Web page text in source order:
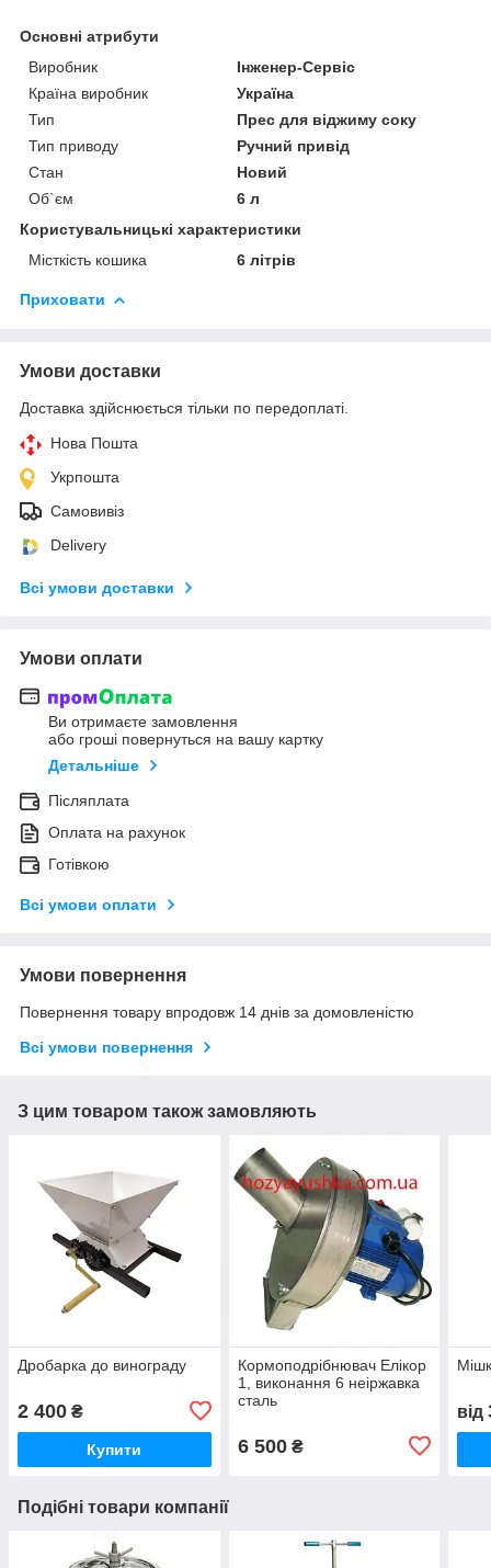
Основні атрибути
Виробник
Інженер-Сервіс
Країна виробник
Україна
Тип
Прес для віджиму соку
Тип приводу
Ручний привід
Стан
Новий
Об`єм
6 л
Користувальницькі характеристики
Місткість кошика
6 літрів
Приховати
Умови доставки
Доставка здійснюється тільки по передоплаті.
Нова Пошта
Укрпошта
Самовивіз
Delivery
Всі умови доставки
Умови оплати
Ви отримаєте замовлення
або гроші повернуться на вашу картку
Детальніше
Післяплата
Оплата на рахунок
Готівкою
Всі умови оплати
Умови повернення
Повернення товару впродовж 14 днів за домовленістю
Всі умови повернення
З цим товаром також замовляють
Дробарка до винограду
2 400 ₴
Купити
Кормоподрібнювач Елікор
1, виконання 6 неіржавка
сталь
6 500₴
від
Подібні товари компанії